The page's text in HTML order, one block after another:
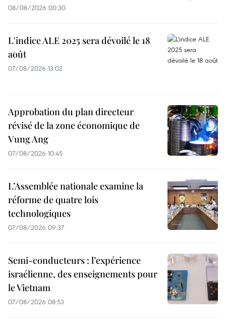
08/08/2026 00:30
L'indice ALE 2025 sera dévoilé le 18
août
07/08/2026 13:02
Approbation du plan directeur
révisé de la zone économique de
Vung Ang
07/08/2026 10:45
L’Assemblée nationale examine la
réforme de quatre lois
technologiques
07/08/2026 09:37
Semi-conducteurs : l’expérience
israélienne, des enseignements pour
le Vietnam
07/08/2026 08:53